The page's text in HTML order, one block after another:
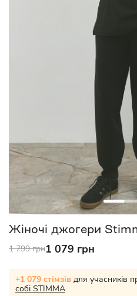
Жіночі джогери
1 799 грн1 079 грн
+1 079 стімзів для учасників
собі STIMMA